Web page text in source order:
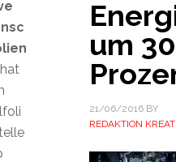
um 30
21/06/2016BY
REDAKTION